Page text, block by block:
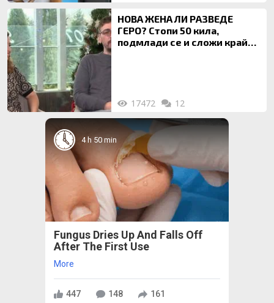
НОВА ЖЕНА ЛИ РАЗВЕДЕ
ГЕРО? Стопи 50 кила,
подмлади се и сложи край
17472 12
4 h 50 min
Fungus Dries Up And Falls Off
After The First Use
More
447 148 161